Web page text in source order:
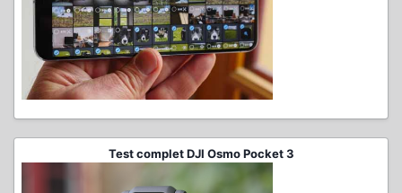
Test complet DJI Osmo Pocket 3